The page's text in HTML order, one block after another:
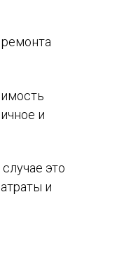
и
это
и